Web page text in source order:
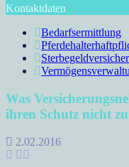
Kontaktdaten
Bedarfsermittlung
Was
ihren Schutz nicht
2.02.2016